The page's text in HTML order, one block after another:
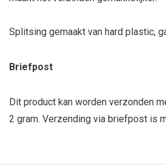
Splitsing gemaakt van hard plastic,
Briefpost
Dit product kan worden verzonden
2 gram. Verzending via briefpost is